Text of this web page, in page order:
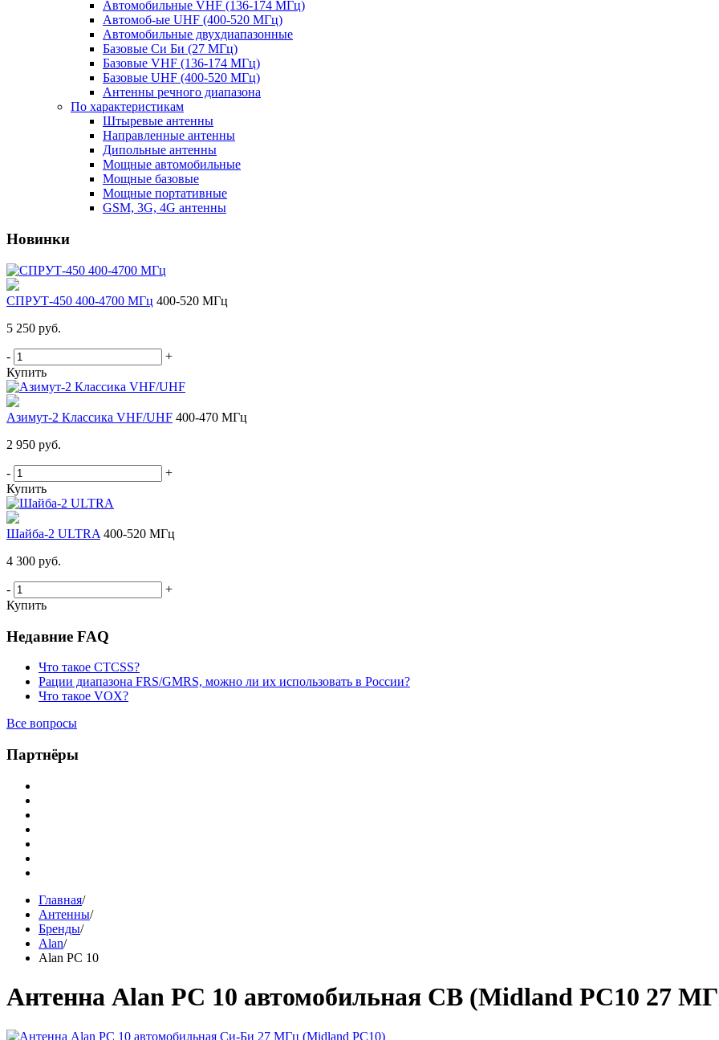
Автомобильные VHF (136-174 МГц)
Автомоб-ые UHF (400-520 МГц)
Автомобильные двухдиапазонные
Базовые Си Би (27 МГц)
Базовые VHF (136-174 МГц)
Базовые UHF (400-520 МГц)
Антенны речного диапазона
По характеристикам
Штыревые антенны
Направленные антенны
Дипольные антенны
Мощные автомобильные
Мощные базовые
Мощные портативные
GSM, 3G, 4G антенны
Новинки
СПРУТ-450 400-4700 МГц 400-520 МГц
5 250 руб.
-
+
Купить
Азимут-2 Классика VHF/UHF 400-470 МГц
2 950 руб.
-
+
Купить
Шайба-2 ULTRA 400-520 МГц
4 300 руб.
-
+
Купить
Недавние FAQ
Что такое CTCSS?
Рации диапазона FRS/GMRS, можно ли их использовать в России?
Что такое VOX?
Все вопросы
Партнёры
Главная/
Антенны/
Бренды/
Alan/
Alan PC 10
Антенна Alan PC 10 автомобильная CB (Midland PC10 27